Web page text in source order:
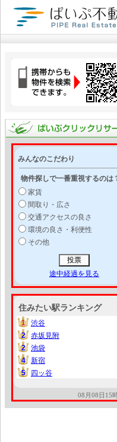
みんなのこだわり
物件探しで一番重視するのは
家賃
間取り・広さ
交通アクセスの良さ
環境の良さ・利便性
その他
途中経過を見る
住みたい駅ランキング
1
1
渋谷
2
2
赤坂見附
2
2
池袋
4
4
新宿
5
5 四ッ谷
08月08日15